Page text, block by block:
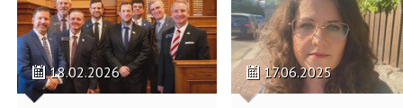
18.02.2026 17.06.2025